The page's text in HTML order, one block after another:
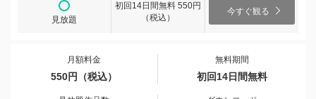
見放題
初回14日間無料 550円
（税込）
今すぐ観る
月額料金
550円（税込）
無料期間
初回14日間無料